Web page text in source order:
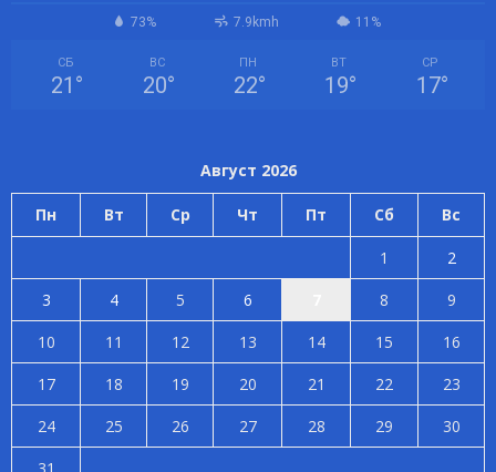
73% 7.9kmh 11%
СБ
21 °
ВС
20°
ПН
22°
ВТ
19°
СР
17°
Август 2026
Пн Вт Ср Чт Пт Сб Вс
1
2
3
4 5 6 8
9
10
11 12 13 14 15
16
17
18 19 20 21 22
23
24
25 26 27 28 29
30
31